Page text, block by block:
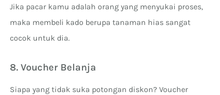
Jika pacar kamu adalah orang yang menyukai proses,
maka membeli kado berupa tanaman hias sangat
cocok untuk dia.
8. Voucher Belanja
Siapa yang tidak suka potongan diskon? Voucher